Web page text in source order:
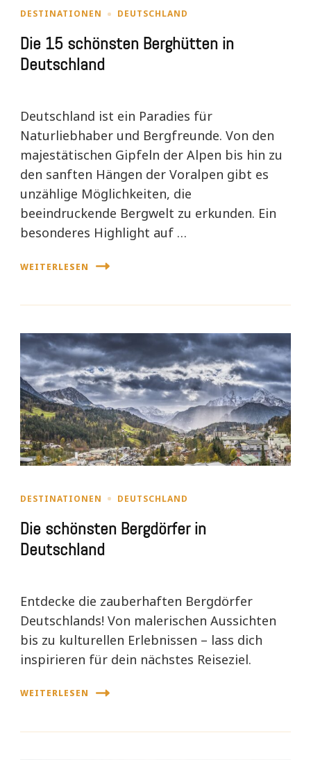
DESTINATIONEN DEUTSCHLAND
Die 15 schönsten Berghütten in
Deutschland
Deutschland ist ein Paradies für
Naturliebhaber und Bergfreunde. Von den
majestätischen Gipfeln der Alpen bis hin zu
den sanften Hängen der Voralpen gibt es
unzählige Möglichkeiten, die
beeindruckende Bergwelt zu erkunden. Ein
besonderes Highlight auf …
WEITERLESEN
DESTINATIONEN DEUTSCHLAND
Die schönsten Bergdörfer in
Deutschland
Entdecke die zauberhaften Bergdörfer
Deutschlands! Von malerischen Aussichten
bis zu kulturellen Erlebnissen – lass dich
inspirieren für dein nächstes Reiseziel.
WEITERLESEN